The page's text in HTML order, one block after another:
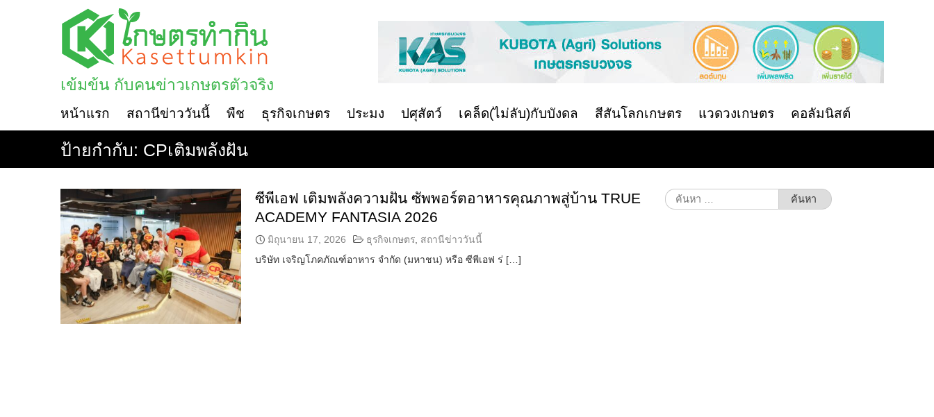
เข้มข้น กับคนข่าวเกษตรตัวจริง
หน้าแรก สถานีข่าววันนี้ พืช ธุรกิจเกษตร ประมง ปศุสัตว์ เคล็ด(ไม่ลับ)กับบังดล สีสันโลกเกษตร แวดวงเกษตร คอลัมนิสต์
ป้ายกำกับ: CPเติมพลังฝัน
ซีพีเอฟ เติมพลังความฝัน ซัพพอร์ตอาหารคุณภาพสู่บ้าน TRUE
ACADEMY FANTASIA 2026
มิถุนายน 17, 2026 ธุรกิจเกษตร, สถานีข่าววันนี้
บริษัท เจริญโภคภัณฑ์อาหาร จำกัด (มหาชน) หรือ ซีพีเอฟ ร่ […]
ค้นหา
สำหรับ: